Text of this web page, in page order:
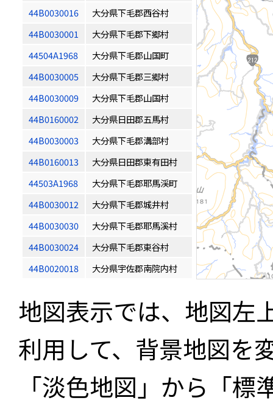
44B0030016
大分県下毛郡西谷村
44B0030001
大分県下毛郡下郷村
44504A1968
大分県下毛郡山国町
44B0030005
大分県下毛郡三郷村
44B0030009
大分県下毛郡山国村
44B0160002
大分県日田郡五馬村
44B0030003
大分県下毛郡溝部村
44B0160013
大分県日田郡東有田村
44503A1968
大分県下毛郡耶馬渓町
44B0030012
大分県下毛郡城井村
44B0030030
大分県下毛郡耶馬溪村
44B0030024
大分県下毛郡東谷村
44B0020018
大分県宇佐郡南院内村
地図表示では、地図左
利用して、背景地図を
「淡色地図」から「